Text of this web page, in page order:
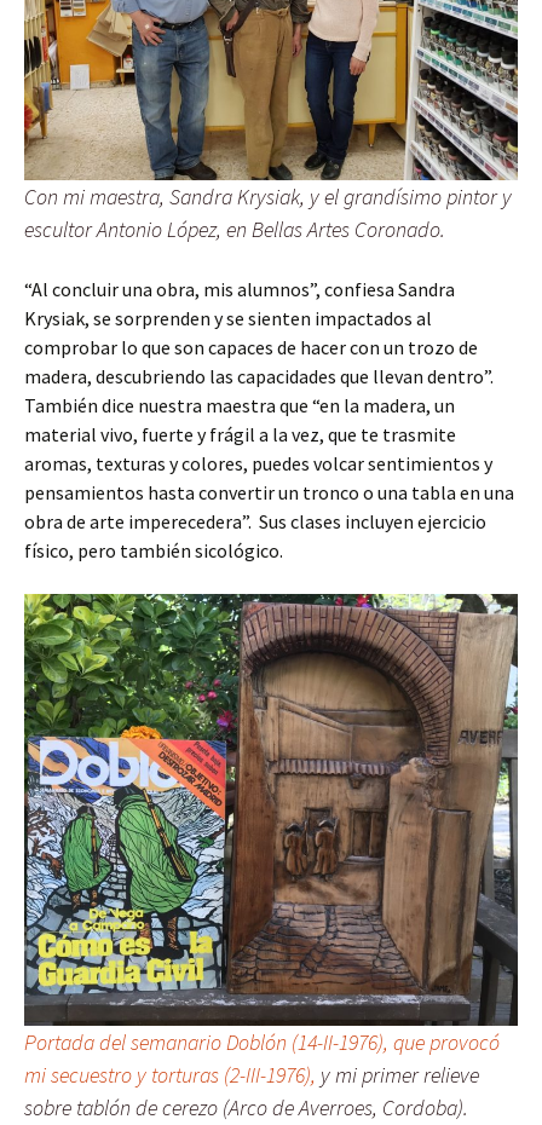
Con mi maestra, Sandra Krysiak, y el grandísimo pintor y
escultor Antonio López, en Bellas Artes Coronado.
“Al concluir una obra, mis alumnos”, confiesa Sandra
Krysiak, se sorprenden y se sienten impactados al
comprobar lo que son capaces de hacer con un trozo de
madera, descubriendo las capacidades que llevan dentro”.
También dice nuestra maestra que “en la madera, un
material vivo, fuerte y frágil a la vez, que te trasmite
aromas, texturas y colores, puedes volcar sentimientos y
pensamientos hasta convertir un tronco o una tabla en una
obra de arte imperecedera”. Sus clases incluyen ejercicio
físico, pero también sicológico.
Portada del semanario Doblón (14-II-1976), que provocó
mi secuestro y torturas (2-III-1976), y mi primer relieve
sobre tablón de cerezo (Arco de Averroes, Cordoba).